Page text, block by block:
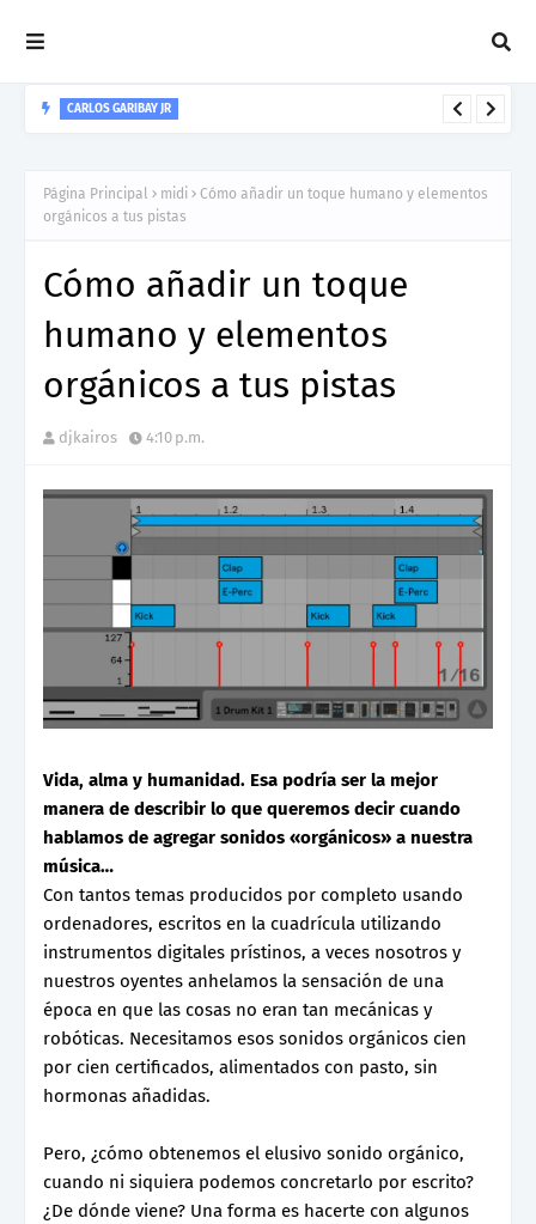
CARLOS GARIBAY JR
Página Principal midi
Cómo añadir un toque humano y elementos
orgánicos a tus pistas
Cómo añadir un toque
humano y elementos
orgánicos a tus pistas
djkairos 4:10 p.m.
Vida, alma y humanidad. Esa podría ser la mejor
manera de describir lo que queremos decir cuando
hablamos de agregar sonidos «orgánicos» a nuestra
música…
Con tantos temas producidos por completo usando
ordenadores, escritos en la cuadrícula utilizando
instrumentos digitales prístinos, a veces nosotros y
nuestros oyentes anhelamos la sensación de una
época en que las cosas no eran tan mecánicas y
robóticas. Necesitamos esos sonidos orgánicos cien
por cien certificados, alimentados con pasto, sin
hormonas añadidas.
Pero, ¿cómo obtenemos el elusivo sonido orgánico,
cuando ni siquiera podemos concretarlo por escrito?
¿De dónde viene? Una forma es hacerte con algunos